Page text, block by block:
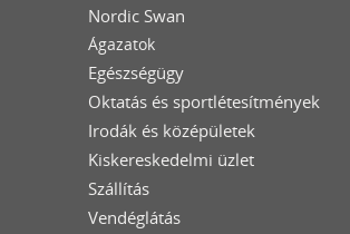
Nordic Swan
Ágazatok
Egészségügy
Oktatás és sportlétesítmények
Irodák és középületek
Kiskereskedelmi üzlet
Szállítás
Vendéglátás